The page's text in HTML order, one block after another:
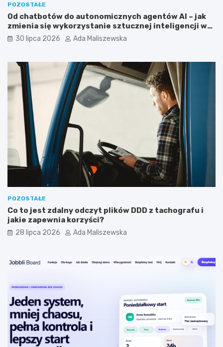
e
t
g
a
l
m
ć
d
r
p
g
?
POZOSTAŁE
Od chatbotów do autonomicznych agentów AI – jak
zmienia się wykorzystanie sztucznej inteligencji w
biznesie?
30 lipca 2026 Ada Maliszewska
POZOSTAŁE
Co to jest zdalny odczyt plików DDD z tachografu i
jakie zapewnia korzyści?
28 lipca 2026 Ada Maliszewska